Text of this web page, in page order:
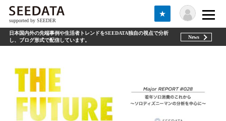
supported by SEEDER
★
日本国内外の先端事例や生活者トレンドをSEEDATA独自の視点で分析
し、ブログ形式で配信しています。
News